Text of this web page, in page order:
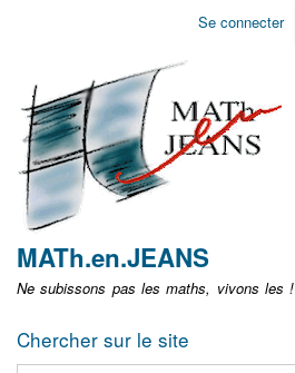
Aller
non
identifié
Se connecter
MATh.en.JEANS
Ne subissons pas les maths, vivons les !
Chercher sur le site